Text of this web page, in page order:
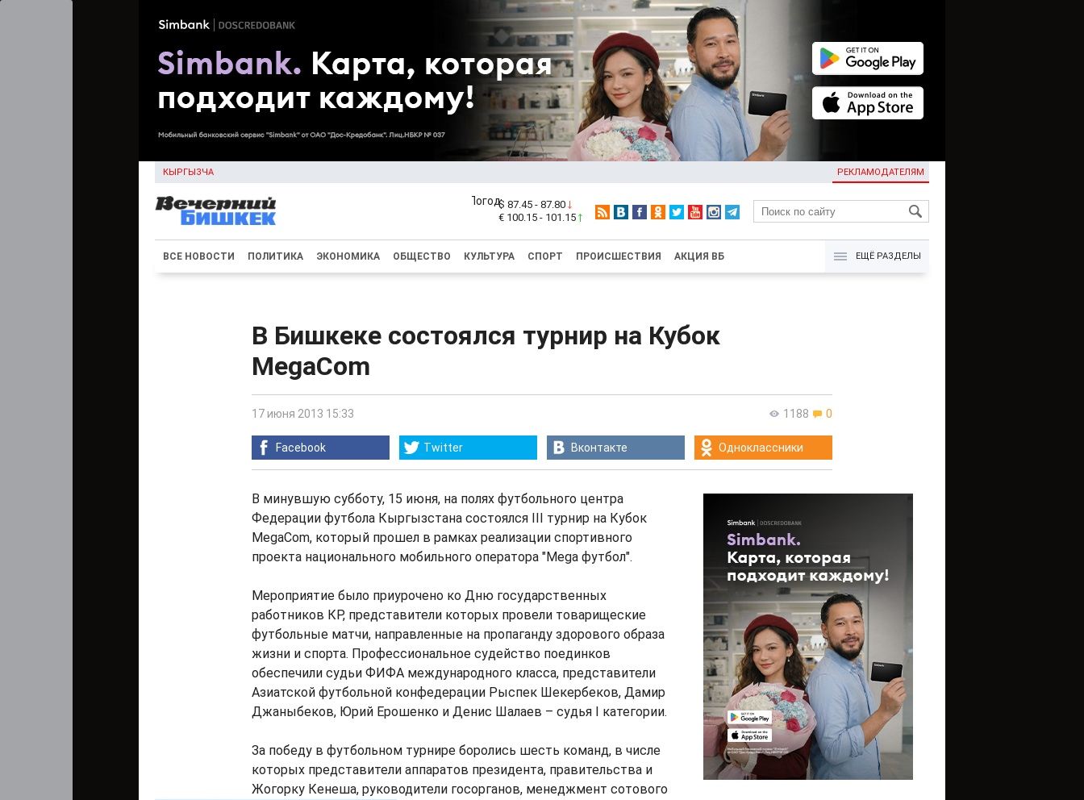
КЫРГЫЗЧА РЕКЛАМОДАТЕЛЯМ
KG
$ 87.45 - 87.80
€ 100.15 - 101.15
ВСЕ НОВОСТИ ПОЛИТИКА ЭКОНОМИКА ОБЩЕСТВО КУЛЬТУРА СПОРТ ПРОИСШЕСТВИЯ АКЦИЯ ВБ ЕЩЁ РАЗДЕЛЫ
В Бишкеке состоялся турнир на Кубок
MegaCom
1188 0
17 июня 2013 15:33
Facebook Twitter Вконтакте Одноклассники
В минувшую субботу, 15 июня, на полях футбольного центра
Федерации футбола Кыргызстана состоялся III турнир на Кубок
MegaCom, который прошел в рамках реализации спортивного
проекта национального мобильного оператора "Mega футбол".
Мероприятие было приурочено ко Дню государственных
работников КР, представители которых провели товарищеские
футбольные матчи, направленные на пропаганду здорового образа
жизни и спорта. Профессиональное судейство поединков
обеспечили судьи ФИФА международного класса, представители
Азиатской футбольной конфедерации Рыспек Шекербеков, Дамир
Джаныбеков, Юрий Ерошенко и Денис Шалаев – судья I категории.
За победу в футбольном турнире боролись шесть команд, в числе
которых представители аппаратов президента, правительства и
Жогорку Кенеша, руководители госорганов, менеджмент сотового